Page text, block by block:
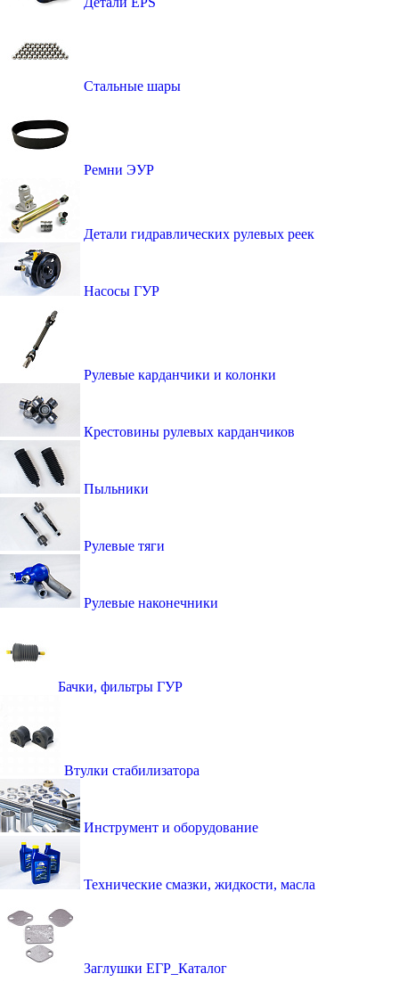
Стальные шары
Ремни ЭУР
Детали гидравлических рулевых реек
Насосы ГУР
Рулевые карданчики и колонки
Крестовины рулевых карданчиков
Пыльники
Рулевые тяги
Рулевые наконечники
Бачки, фильтры ГУР
Втулки стабилизатора
Инструмент и оборудование
Технические смазки, жидкости, масла
Заглушки ЕГР_Каталог